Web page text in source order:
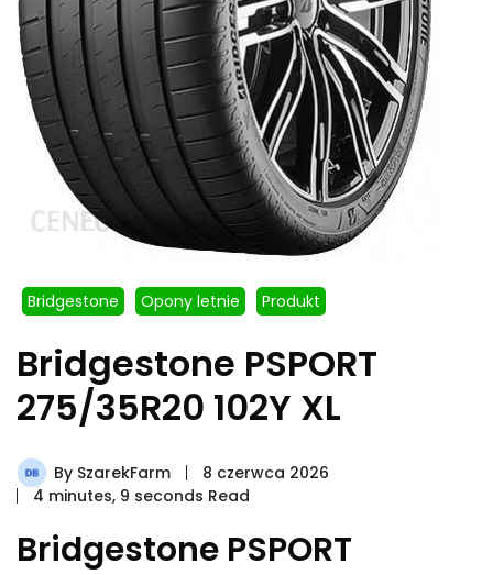
Bridgestone Opony letnie Produkt
Bridgestone PSPORT
275/35R20 102Y XL
By SzarekFarm
8 czerwca 2026
4 minutes, 9 seconds Read
Bridgestone PSPORT